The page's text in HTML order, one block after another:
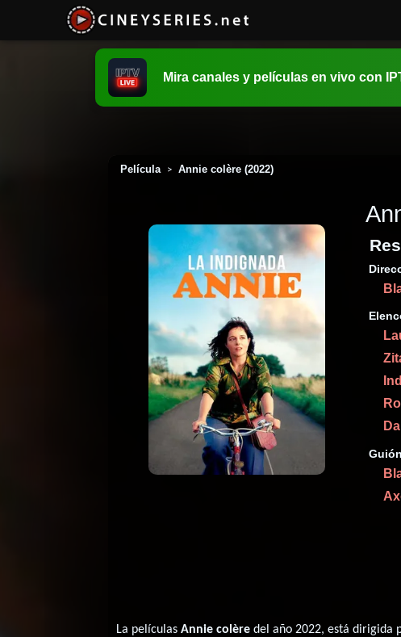
Mira canales y películas en vivo con
Película > Annie colère (2022)
La películasAnnie colère del año 2022, está dirigida